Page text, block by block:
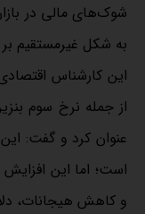
شوک‌های مالی در
به شکل غیرمستقیم بر
این کارشناس
از جمله نرخ سوم
عنوان کرد و گفت:
است؛ اما این افزایش
و کاهش هیجانات،